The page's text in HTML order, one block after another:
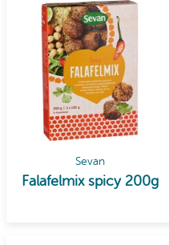
Sevan
Falafelmix spicy 200g